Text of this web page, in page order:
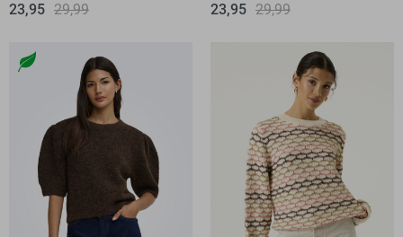
23,95 29,99
23,95 29,99